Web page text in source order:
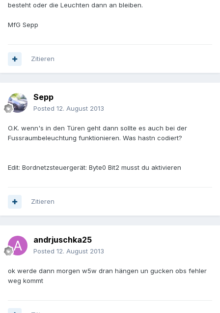
besteht oder die Leuchten dann an bleiben.
MfG Sepp
Zitieren
Sepp
Posted 12. August 2013
O.K. wenn's in den Türen geht dann sollte es auch bei der
Fussraumbeleuchtung funktionieren. Was hastn codiert?
Edit: Bordnetzsteuergerät: Byte0 Bit2 musst du aktivieren
Zitieren
andrjuschka25
Posted 12. August 2013
ok werde dann morgen w5w dran hängen un gucken obs fehler
weg kommt